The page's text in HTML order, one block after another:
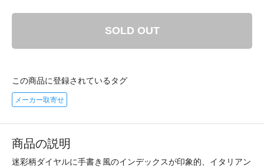
SOLD OUT
この商品に登録されているタグ
メーカー取寄せ
商品の説明
迷彩柄ダイヤルに手書き風のインデックスが印象的、イタリアン